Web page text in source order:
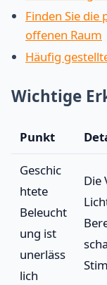
Finden Sie
offenen Raum
Häufig
Wichtige
Punkt
Geschic
htete
Beleucht
ung ist
unerläss
lich
Die